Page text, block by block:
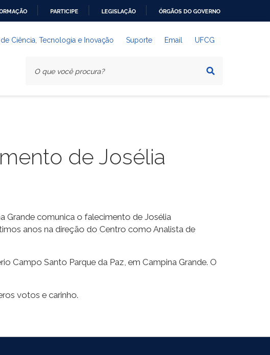
PARTICIPE LEGISLAÇÃO ÓRGÃOS DO GOVERNO
Ciência, Tecnologia e Inovação Suporte Email UFCG
de Josélia
Grande comunica o falecimento de Josélia
anos na direção do Centro como Analista de
Campo Santo Parque da Paz, em Campina Grande. O
votos e carinho.